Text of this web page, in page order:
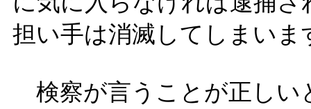
担い手は消滅してしまいま
検察が言うことが正しい